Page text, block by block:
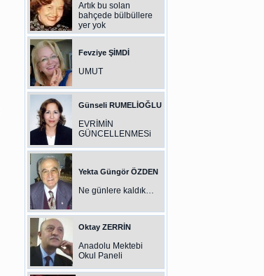
Artık bu solan
bahçede bülbüllere
yer yok
Fevziye ŞİMDİ
UMUT
Günseli RUMELİOĞLU
EVRİMİN
GÜNCELLENMESi
Yekta Güngör ÖZDEN
Ne günlere kaldık…
Oktay ZERRİN
Anadolu Mektebi
Okul Paneli